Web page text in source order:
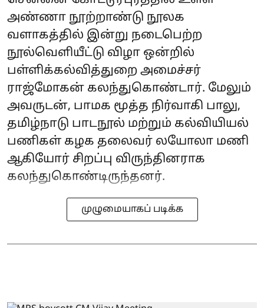
அண்ணா நூற்றாண்டு நூலக
வளாகத்தில் இன்று நடைபெற்ற
நூல்வெளியீட்டு விழா ஒன்றில்
பள்ளிக்கல்வித்துறை அமைச்சர்
ராஜ்மோகன் கலந்துகொண்டார். மேலும்
அவருடன், பாமக மூத்த நிர்வாகி பாலு,
தமிழ்நாடு பாடநூல் மற்றும் கல்வியியல்
பணிகள் கழக தலைவர் லயோலா மணி
ஆகியோர் சிறப்பு விருந்தினராக
கலந்துகொண்டிருந்தனர்.
முழுமையாகப் படிக்க